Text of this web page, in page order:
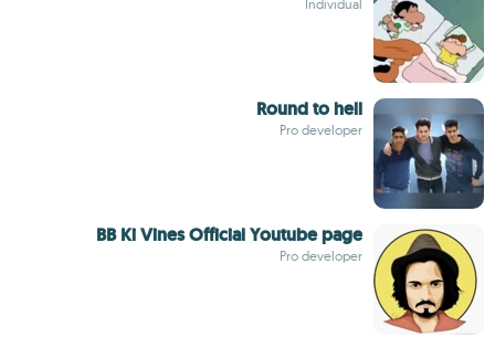
Individual
Round to hell
Pro developer
BB Ki Vines Official Youtube page
Pro developer